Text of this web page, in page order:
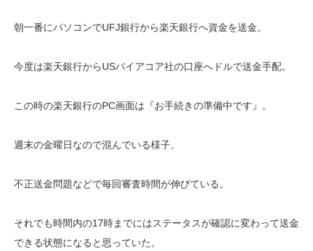
朝一番にパソコンでUFJ銀行から楽天銀行へ資金を送金。
今度は楽天銀行からUSバイアコア社の口座へドルで送金手配。
この時の楽天銀行のPC画面は『お手続きの準備中です』。
週末の金曜日なので混んでいる様子。
不正送金問題などで毎回審査時間が伸びている。
それでも時間内の17時までにはステータスが確認に変わって送金
できる状態になると思っていた。